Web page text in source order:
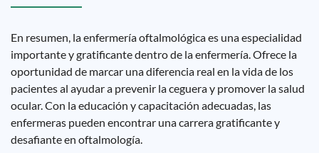
En resumen, la enfermería oftalmológica es una especialidad
importante y gratificante dentro de la enfermería. Ofrece la
oportunidad de marcar una diferencia real en la vida de los
pacientes al ayudar a prevenir la ceguera y promover la salud
ocular. Con la educación y capacitación adecuadas, las
enfermeras pueden encontrar una carrera gratificante y
desafiante en oftalmología.